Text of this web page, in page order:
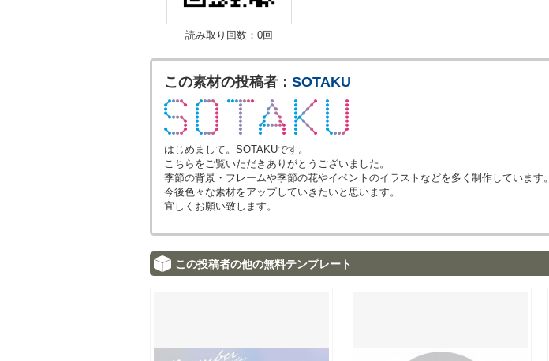
読み取り回数：0回
この素材の投稿者： SOTAKU
はじめまして。SOTAKUです。
こちらをご覧いただきありがとうございました。
季節の背景・フレームや季節の花やイベントのイラストなどを多く制作しています。
今後色々な素材をアップしていきたいと思います。
宜しくお願い致します。
この投稿者の他の無料テンプレート